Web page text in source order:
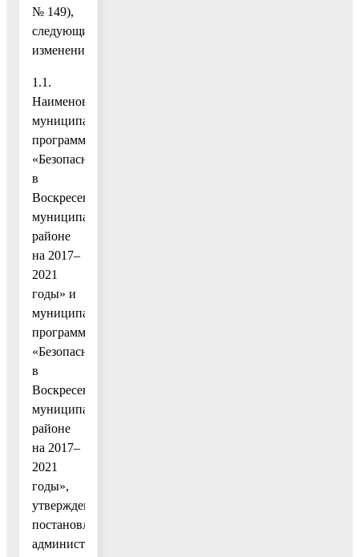
№ 149),
следующие
изменения:
1.1.
Наименование
муниципальной
программы
«Безопасность
в
Воскресенском
муниципальном
районе
на 2017–
2021
годы» и
муниципальную
программу
«Безопасность
в
Воскресенском
муниципальном
районе
на 2017–
2021
годы»,
утвержденную
постановлением
администрации